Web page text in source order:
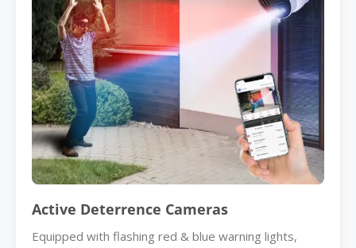
Active Deterrence Cameras
Equipped with flashing red & blue warning lights,